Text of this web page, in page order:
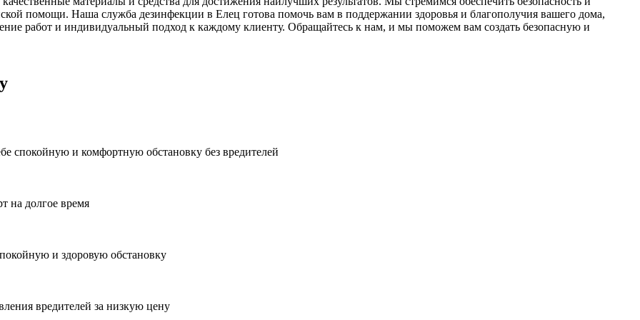
помощи. Наша служба дезинфекции в Елец готова помочь вам в поддержании здоровья и благополучия вашего дома,
работ и индивидуальный подход к каждому клиенту. Обращайтесь к нам, и мы поможем вам создать безопасную и
спокойную и комфортную обстановку без вредителей
на долгое время
и здоровую обстановку
вредителей за низкую цену